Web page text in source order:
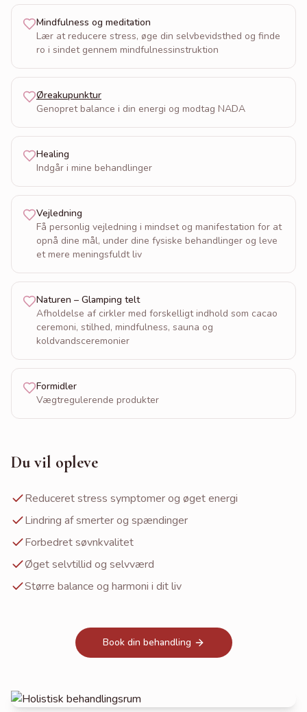
Mindfulness og meditation
Lær at reducere stress, øge din selvbevidsthed og finde
ro i sindet gennem mindfulnessinstruktion
Øreakupunktur
Genopret balance i din energi og modtag NADA
Healing
Indgår i mine behandlinger
Vejledning
Få personlig vejledning i mindset og manifestation for at
opnå dine mål, under dine fysiske behandlinger og leve
et mere meningsfuldt liv
Naturen – Glamping telt
Afholdelse af cirkler med forskelligt indhold som cacao
ceremoni, stilhed, mindfulness, sauna og
koldvandsceremonier
Formidler
Vægtregulerende produkter
Du vil opleve
Reduceret stress symptomer og øget energi
Lindring af smerter og spændinger
Forbedret søvnkvalitet
Øget selvtillid og selvværd
Større balance og harmoni i dit liv
Book din behandling